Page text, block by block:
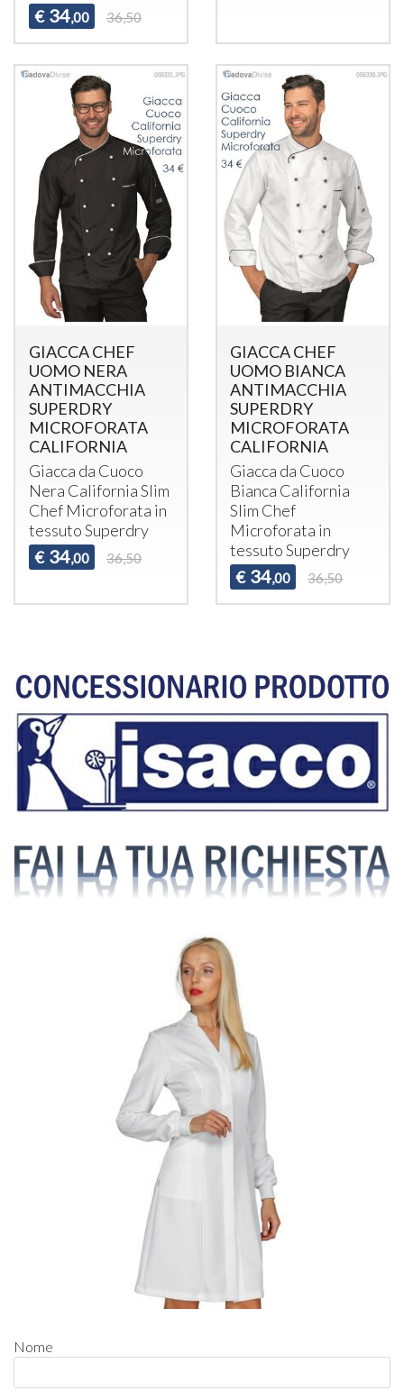
€ 34,00 36,50
GIACCA CHEF
UOMO NERA
ANTIMACCHIA
SUPERDRY
MICROFORATA
CALIFORNIA
Giacca da Cuoco
Nera California Slim
Chef Microforata in
tessuto Superdry
€ 34,00 36,50
GIACCA CHEF
UOMO BIANCA
ANTIMACCHIA
SUPERDRY
MICROFORATA
CALIFORNIA
Giacca da Cuoco
Bianca California
Slim Chef
Microforata in
tessuto Superdry
€ 34,00 36,50
Nome